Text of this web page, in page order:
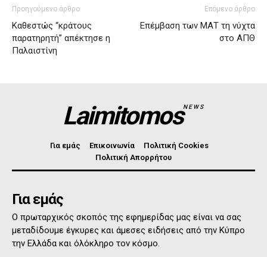
Προηγούμενο άρθρο
Καθεστώς “κράτους
παρατηρητή” απέκτησε η
Παλαιστίνη
Επόμενο άρθρο
Επέμβαση των ΜΑΤ τη νύχτα
στο ΑΠΘ
LaimitomosNEWS
Για εμάς Επικοινωνία
Πολιτική Cookies
Πολιτική Απορρήτου
Για εμάς
Ο πρωταρχικός σκοπός της εφημερίδας μας είναι να σας
μεταδίδουμε έγκυρες και άμεσες ειδήσεις από την Κύπρο
την Ελλάδα και όλόκληρο τον κόσμο.